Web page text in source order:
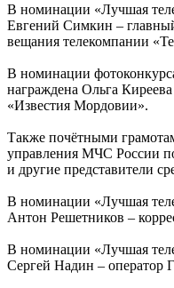
В номинации «Лучшая
Евгений Симкин –
вещания телекомпании
В номинации
награждена Ольга
«Известия Мордовии».
Также почётными
управления МЧС России
и другие представители
В номинации «Лучшая
Антон Решетников –
В номинации «Лучшая
Сергей Надин – оператор